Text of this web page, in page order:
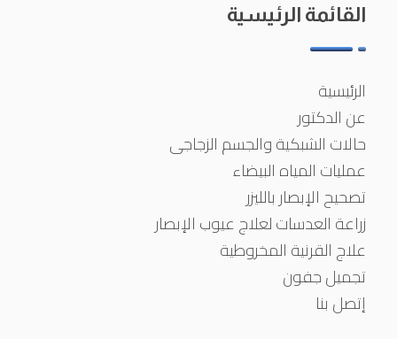
القائمة الرئيسية
الرئيسية
عن الدكتور
حالات الشبكية والجسم الزجاجى
عمليات المياه البيضاء
تصحيح الإبصار بالليزر
زراعة العدسات لعلاج عيوب الإبصار
علاج القرنية المخروطية
تجميل جفون
إتصل بنا